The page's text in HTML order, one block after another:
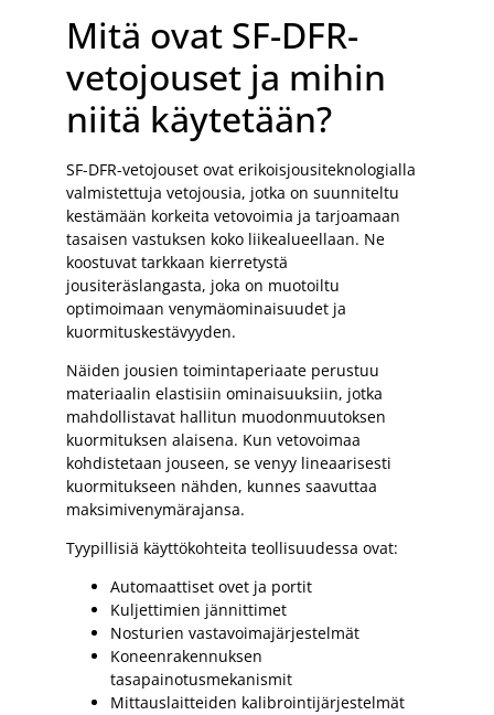
Mitä ovat SF-DFR-
vetojouset ja mihin
niitä käytetään?
SF-DFR-vetojouset ovat erikoisjousiteknologialla
valmistettuja vetojousia, jotka on suunniteltu
kestämään korkeita vetovoimia ja tarjoamaan
tasaisen vastuksen koko liikealueellaan. Ne
koostuvat tarkkaan kierretystä
jousiteräslangasta, joka on muotoiltu
optimoimaan venymäominaisuudet ja
kuormituskestävyyden.
Näiden jousien toimintaperiaate perustuu
materiaalin elastisiin ominaisuuksiin, jotka
mahdollistavat hallitun muodonmuutoksen
kuormituksen alaisena. Kun vetovoimaa
kohdistetaan jouseen, se venyy lineaarisesti
kuormitukseen nähden, kunnes saavuttaa
maksimivenymärajansa.
Tyypillisiä käyttökohteita teollisuudessa ovat:
Automaattiset ovet ja portit
Kuljettimien jännittimet
Nosturien vastavoimajärjestelmät
Koneenrakennuksen
tasapainotusmekanismit
Mittauslaitteiden kalibrointijärjestelmät